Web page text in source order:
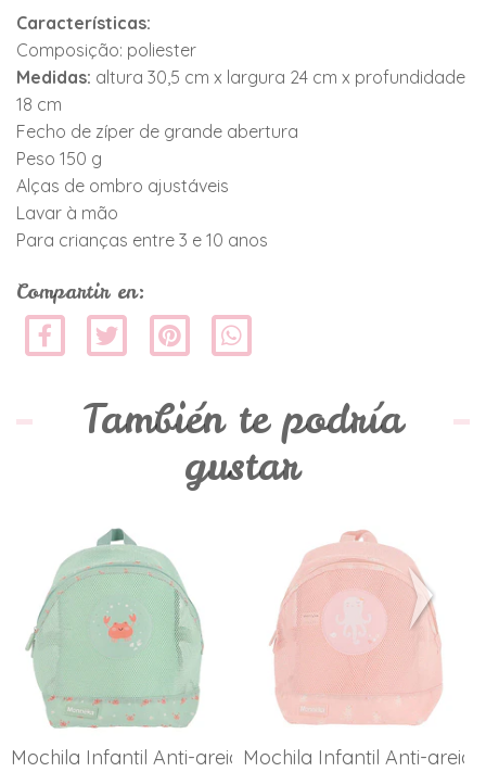
Características:
Composição: poliester
Medidas: altura 30,5 cm x largura 24 cm x profundidade
18 cm
Fecho de zíper de grande abertura
Peso 150 g
Alças de ombro ajustáveis
Lavar à mão
Para crianças entre 3 e 10 anos
Compartir en:
También te podría
gustar
Mochila Infantil Anti-areia...Mochila Infantil Anti-areia...